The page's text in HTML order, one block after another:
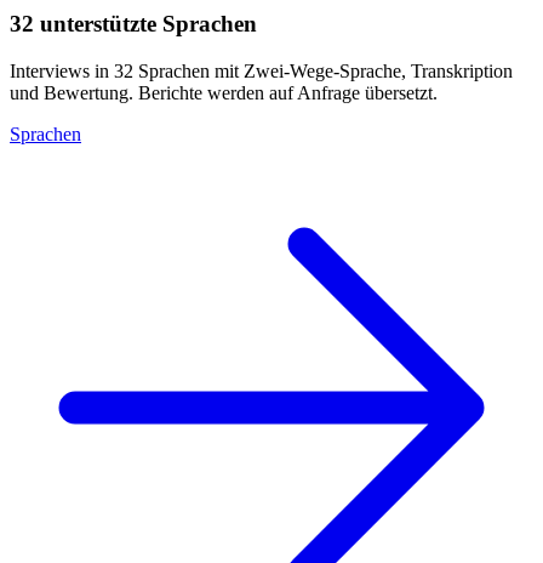
32 unterstützte Sprachen
Interviews in 32 Sprachen mit Zwei-Wege-Sprache, Transkription
und Bewertung. Berichte werden auf Anfrage übersetzt.
Sprachen